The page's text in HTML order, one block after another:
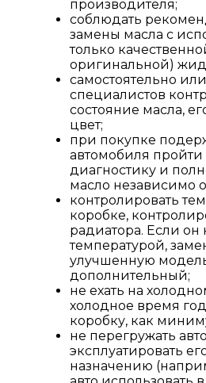
производителя;
соблюдать
замены масла с
только
оригинальной)
самостоятельно
специалистов
состояние масла,
цвет;
при покупке
автомобиля
диагностику и
масло независимо
контролировать
коробке,
радиатора. Если он
температурой,
улучшенную
дополнительный;
не ехать на
холодное время
коробку, как
не перегружать
эксплуатировать
назначению